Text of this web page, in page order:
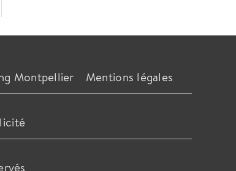
Montpellier Mentions légales